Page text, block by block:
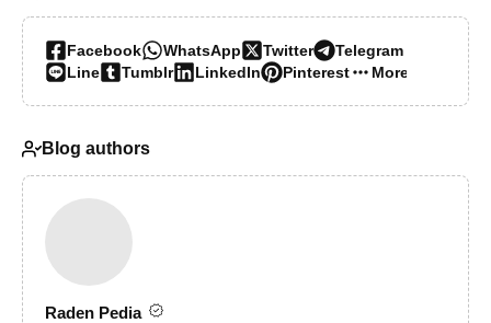
Facebook WhatsApp Twitter
Telegram
Line
Tumblr LinkedIn Pinterest More…
Blog authors
Raden Pedia